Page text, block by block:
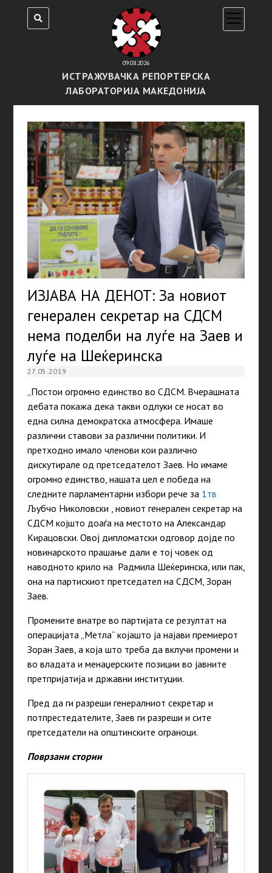
09.08.2026
ИСТРАЖУВАЧКА РЕПОРТЕРСКА
ЛАБОРАТОРИЈА МАКЕДОНИЈА
open
menu
ИЗЈАВА НА ДЕНОТ: За новиот
генерален секретар на СДСМ
нема поделби на луѓе на Заев и
луѓе на Шеќеринска
27.05.2019
„Постои огромно единство во СДСМ. Вчерашната
дебата покажа дека такви одлуки се носат во
една силна демократска атмосфера. Имаше
различни ставови за различни политики. И
претходно имало членови кои различно
дискутирале од претседателот Заев. Но имаме
огромно единство, нашата цел е победа на
следните парламентарни избори рече за 1тв
Љубчо Николовски , новиот генерален секретар на
СДСМ којшто доаѓа на местото на Александар
Кирацовски. Овој дипломатски одговор дојде по
новинарското прашање дали е тој човек од
наводното крило на Радмила Шеќеринска, или пак,
она на партискиот претседател на СДСМ, Зоран
Заев.
Промените внатре во партијата се резултат на
операцијата „Метла“ којашто ја најави премиерот
Зоран Заев, а која што треба да вклучи промени и
во владата и менаџерските позиции во јавните
претпријатија и државни институции.
Пред да ги разреши генералниот секретар и
потпрестедателите, Заев ги разреши и сите
претседатели на општинските ограноци.
Поврзани стории